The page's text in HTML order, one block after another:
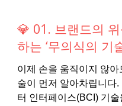
💎 01. 브랜드의
하는 ‘무의식의 기
이제 손을 움직이지 않아
술이 먼저 알아차립니다
터 인터페이스(BCI) 기